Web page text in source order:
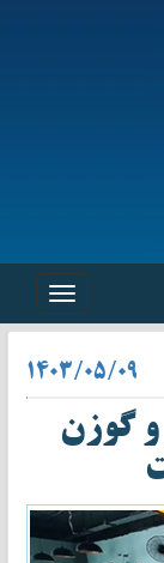
Toggle
۱۴۰۳/۰۵/۰۹
و گوزن